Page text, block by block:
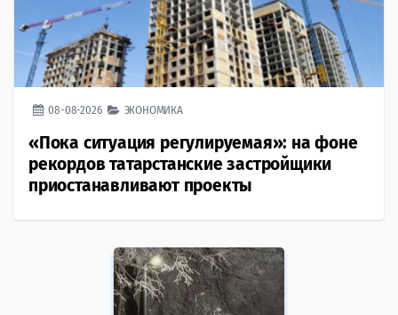
08-08-2026 ЭКОНОМИКА
«Пока ситуация регулируемая»: на фоне
рекордов татарстанские застройщики
приостанавливают проекты